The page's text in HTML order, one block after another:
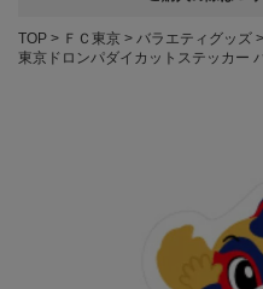
TOP ＦＣ東京 バラエティグッズ
東京ドロンパダイカットステッカー